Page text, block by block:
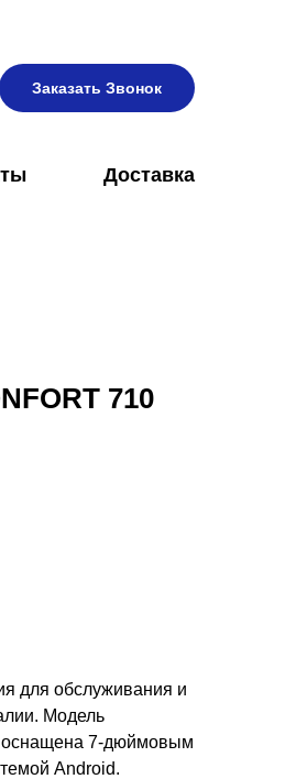
Заказать Звонок
Доставка
710
для обслуживания и
Модель
оснащена 7-дюймовым
Android.